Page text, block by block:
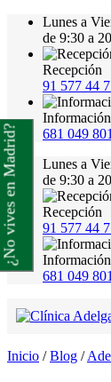
Lunes a
de 9:30 a
Recepción
91 577 44
Información
681 049 801
Lunes a
de 9:30 a
Recepción
91 577 44
Información
681 049 801
Inicio /Blog /
¿No vives en Madrid?